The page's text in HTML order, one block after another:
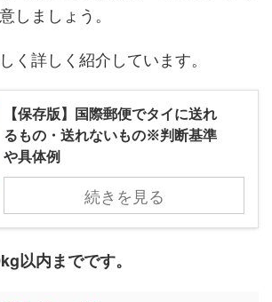
しましょう。
く詳しく紹介しています。
【保存版】国際郵便でタイに送れ
るもの・送れないもの※判断基準
や具体例
続きを見る
以内までです。